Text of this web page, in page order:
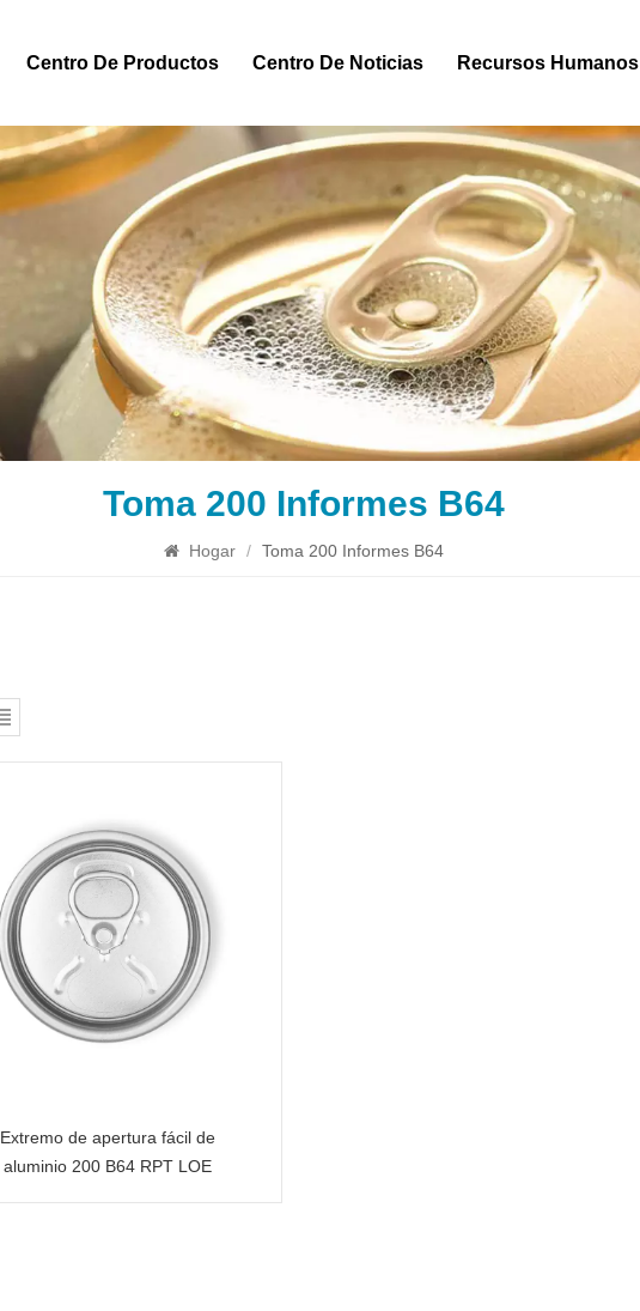
Centro De Productos Centro De Noticias Recursos Humanos
Toma 200 Informes B64
Hogar / Toma 200 Informes B64
Extremo de apertura fácil de
aluminio 200 B64 RPT LOE